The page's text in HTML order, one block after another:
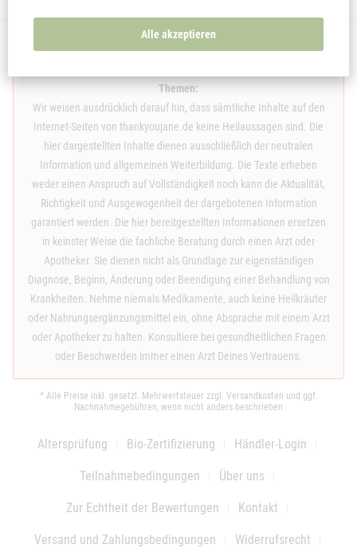
Themen:
Wir weisen ausdrücklich darauf hin, dass sämtliche Inhalte auf den
Internet-Seiten von thankyoujane.de keine Heilaussagen sind. Die
hier dargestellten Inhalte dienen ausschließlich der neutralen
Information und allgemeinen Weiterbildung. Die Texte erheben
weder einen Anspruch auf Vollständigkeit noch kann die Aktualität,
Richtigkeit und Ausgewogenheit der dargebotenen Information
garantiert werden. Die hier bereitgestellten Informationen ersetzen
in keinster Weise die fachliche Beratung durch einen Arzt oder
Apotheker. Sie dienen nicht als Grundlage zur eigenständigen
Diagnose, Beginn, Änderung oder Beendigung einer Behandlung von
Krankheiten. Nehme niemals Medikamente, auch keine Heilkräuter
oder Nahrungsergänzungsmittel ein, ohne Absprache mit einem Arzt
oder Apotheker zu halten. Konsultiere bei gesundheitlichen Fragen
oder Beschwerden immer einen Arzt Deines Vertrauens.
* Alle Preise inkl. gesetzl. Mehrwertsteuer zzgl. Versandkosten und ggf.
Nachnahmegebühren, wenn nicht anders beschrieben
Altersprüfung Bio-Zertifizierung Händler-Login
Teilnahmebedingungen Über uns
Zur Echtheit der Bewertungen Kontakt
Versand und Zahlungsbedingungen Widerrufsrecht
Alle akzeptieren